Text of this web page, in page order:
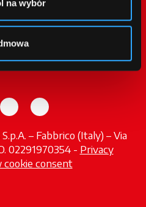
na wybór
Dealera
in a new tab
opens in a new tab
opens in a new tab
– Fabbrico (Italy) – Via
02291970354 - Privacy
tab consent